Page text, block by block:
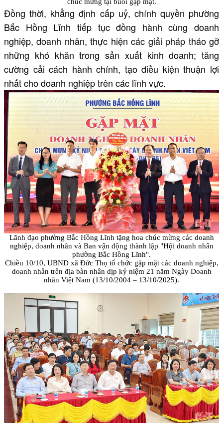
Đồng thời, khẳng định cấp uỷ, chính quyền phường
Bắc Hồng Lĩnh tiếp tục đồng hành cùng doanh
nghiệp, doanh nhân, thực hiện các giải pháp tháo gỡ
những khó khăn trong sản xuất kinh doanh; tăng
cường cải cách hành chính, tạo điều kiện thuận lợi
nhất cho doanh nghiệp trên các lĩnh vực.
Lãnh đạo phường Bắc Hồng Lĩnh tặng hoa chúc mừng các doanh
nghiệp, doanh nhân và Ban vận động thành lập "Hội doanh nhân
phường Bắc Hồng Lĩnh".
Chiều 10/10, UBND xã Đức Thọ tổ chức gặp mặt các doanh nghiệp,
doanh nhân trên địa bàn nhân dịp kỷ niệm 21 năm Ngày Doanh
nhân Việt Nam (13/10/2004 – 13/10/2025).